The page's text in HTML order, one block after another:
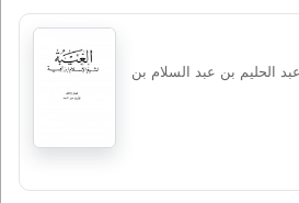
الحليم بن عبد السلام بن